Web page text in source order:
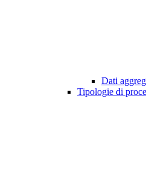
Dati
Tipologie di